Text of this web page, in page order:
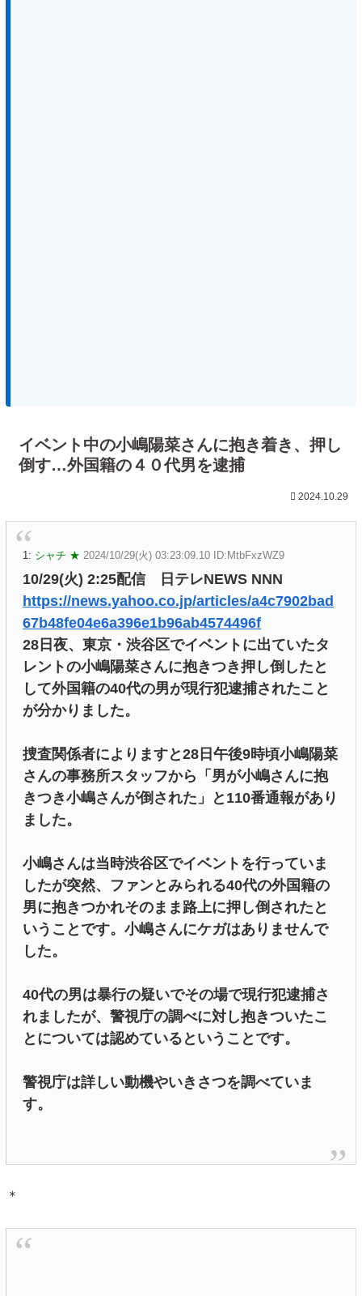
イベント中の小嶋陽菜さんに抱き着き、押し
倒す…外国籍の４０代男を逮捕
2024.10.29
1: シャチ ★ 2024/10/29(火) 03:23:09.10 ID:MtbFxzWZ9
10/29(火) 2:25配信 日テレNEWS NNN
https://news.yahoo.co.jp/articles/a4c7902bad
67b48fe04e6a396e1b96ab4574496f
28日夜、東京・渋谷区でイベントに出ていたタ
レントの小嶋陽菜さんに抱きつき押し倒したと
して外国籍の40代の男が現行犯逮捕されたこと
が分かりました。
捜査関係者によりますと28日午後9時頃小嶋陽菜
さんの事務所スタッフから「男が小嶋さんに抱
きつき小嶋さんが倒された」と110番通報があり
ました。
小嶋さんは当時渋谷区でイベントを行っていま
したが突然、ファンとみられる40代の外国籍の
男に抱きつかれそのまま路上に押し倒されたと
いうことです。小嶋さんにケガはありませんで
した。
40代の男は暴行の疑いでその場で現行犯逮捕さ
れましたが、警視庁の調べに対し抱きついたこ
とについては認めているということです。
警視庁は詳しい動機やいきさつを調べていま
す。
＊